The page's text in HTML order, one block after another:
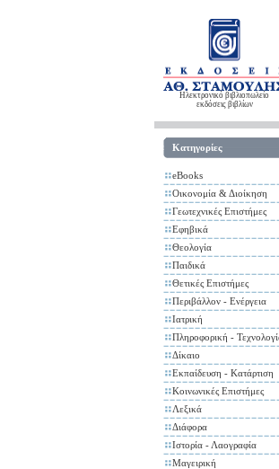
Ηλεκτρονικό βιβλιοπωλείο
εκδόσεις βιβλίων
Κατηγορίες
eBooks
Οικονομία & Διοίκηση
Γεωτεχνικές Επιστήμες
Εφηβικά
Θεολογία
Παιδικά
Θετικές Επιστήμες
Περιβάλλον - Ενέργεια
Ιατρική
Πληροφορική -
Δίκαιο
Εκπαίδευση - Κατάρτιση
Κοινωνικές Επιστήμες
Λεξικά
Διάφορα
Ιστορία - Λαογραφία
Μαγειρική